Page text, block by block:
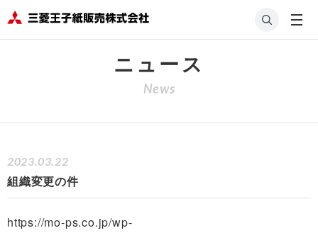
HOME 会社案内 ニュース 組織変更の件
ニュース
News
2023.03.22
組織変更の件
https://mo-ps.co.jp/wp-